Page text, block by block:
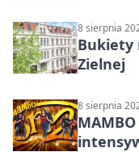
8 sierpnia
Bukiety
Zielnej
8 sierpnia